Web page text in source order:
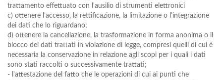
trattamento effettuato con l'ausilio di strumenti elettronici
c) ottenere l’accesso, la rettificazione, la limitazione o l'integrazione
dei dati che lo riguardano;
d) ottenere la cancellazione, la trasformazione in forma anonima o il
blocco dei dati trattati in violazione di legge, compresi quelli di cui è
necessaria la conservazione in relazione agli scopi per i quali i dati
sono stati raccolti o successivamente trattati;
- l'attestazione del fatto che le operazioni di cui ai punti che